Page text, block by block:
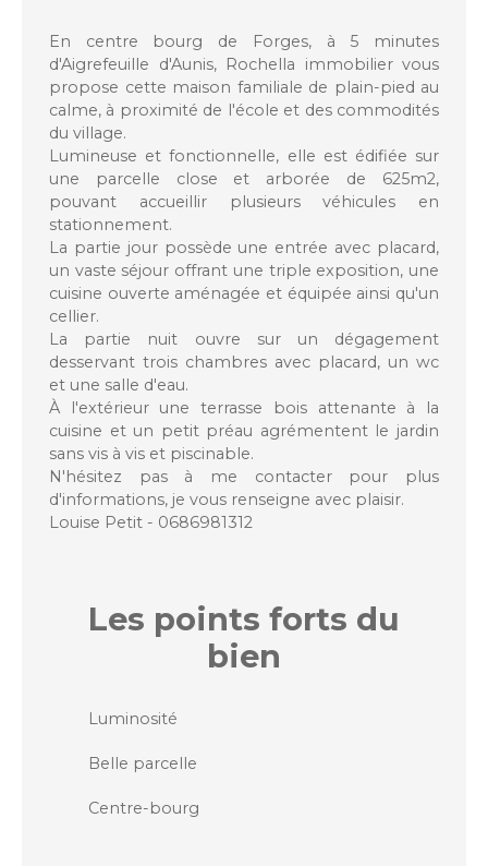
En centre bourg de Forges, à 5 minutes
d'Aigrefeuille d'Aunis, Rochella immobilier vous
propose cette maison familiale de plain-pied au
calme, à proximité de l'école et des commodités
du village.
Lumineuse et fonctionnelle, elle est édifiée sur
une parcelle close et arborée de 625m2,
pouvant accueillir plusieurs véhicules en
stationnement.
La partie jour possède une entrée avec placard,
un vaste séjour offrant une triple exposition, une
cuisine ouverte aménagée et équipée ainsi qu'un
cellier.
La partie nuit ouvre sur un dégagement
desservant trois chambres avec placard, un wc
et une salle d'eau.
À l'extérieur une terrasse bois attenante à la
cuisine et un petit préau agrémentent le jardin
sans vis à vis et piscinable.
N'hésitez pas à me contacter pour plus
d'informations, je vous renseigne avec plaisir.
Louise Petit - 0686981312
Les points forts du
bien
Luminosité
Belle parcelle
Centre-bourg